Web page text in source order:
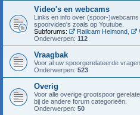
Video's en webcams
Links en info over (spoor-
spoorvideo's zoals op Youtube.
Subforums:
Railcam Helmond,
Onderwerpen: 112
Vraagbak
Voor al uw spoorgerelateerde
Onderwerpen: 523
Overig
Voor alle overige grootspoor
bij de andere forum categorieën.
Onderwerpen: 50